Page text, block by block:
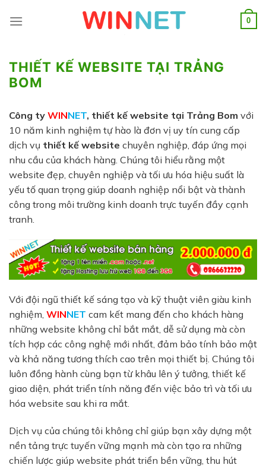
0
THIẾT KẾ WEBSITE TẠI TRẢNG
BOM
Công ty WINNET, thiết kế website tại Trảng Bom với
10 năm kinh nghiệm tự hào là đơn vị uy tín cung cấp
dịch vụ thiết kế website chuyên nghiệp, đáp ứng mọi
nhu cầu của khách hàng. Chúng tôi hiểu rằng một
website đẹp, chuyên nghiệp và tối ưu hóa hiệu suất là
yếu tố quan trọng giúp doanh nghiệp nổi bật và thành
công trong môi trường kinh doanh trực tuyến đầy cạnh
tranh.
Với đội ngũ thiết kế sáng tạo và kỹ thuật viên giàu kinh
nghiệm, WINNET cam kết mang đến cho khách hàng
những website không chỉ bắt mắt, dễ sử dụng mà còn
tích hợp các công nghệ mới nhất, đảm bảo tính bảo mật
và khả năng tương thích cao trên mọi thiết bị. Chúng tôi
luôn đồng hành cùng bạn từ khâu lên ý tưởng, thiết kế
giao diện, phát triển tính năng đến việc bảo trì và tối ưu
hóa website sau khi ra mắt.
Dịch vụ của chúng tôi không chỉ giúp bạn xây dựng một
nền tảng trực tuyến vững mạnh mà còn tạo ra những
chiến lược giúp website phát triển bền vững, thu hút